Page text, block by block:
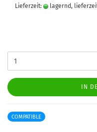
Lieferzeit:
lagernd,
IN
COMPATIBLE